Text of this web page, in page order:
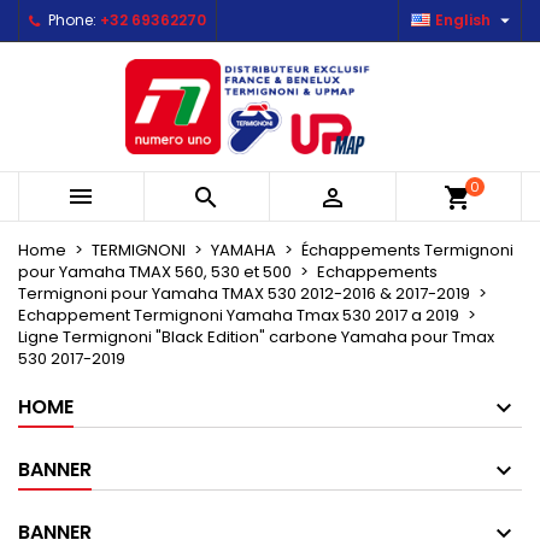
Phone: +32 69362270 English 
   shopping_cart0
Home TERMIGNONI YAMAHA
Échappements Termignoni
pour Yamaha TMAX 560, 530 et 500
Echappements
Termignoni pour Yamaha TMAX 530 2012-2016 & 2017-2019
Echappement Termignoni Yamaha Tmax 530 2017 a 2019
Ligne Termignoni "Black Edition" carbone Yamaha pour Tmax
530 2017-2019
HOME
BANNER
BANNER
Mes listes d'envies ×
Créer une nouvelle liste
Create wishlist ×
Wishlist name
Sign in ×
You need to be logged in to save products in your
Cancel Sign in